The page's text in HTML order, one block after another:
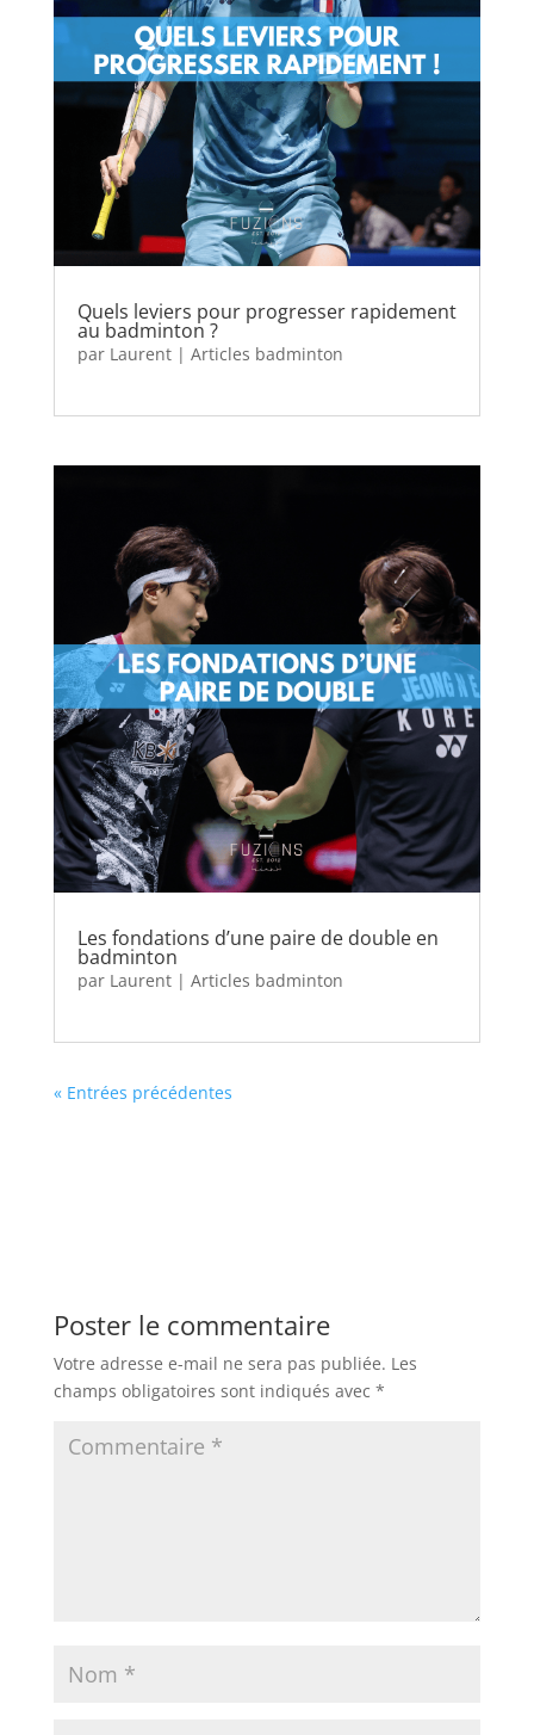
Quels leviers pour progresser rapidement
au badminton ?
par Laurent| Articles badminton
Les fondations d’une paire de double en
badminton
par Laurent| Articles badminton
« Entrées précédentes
Poster le commentaire
Votre adresse e-mail ne sera pas publiée. Les
champs obligatoires sont indiqués avec *